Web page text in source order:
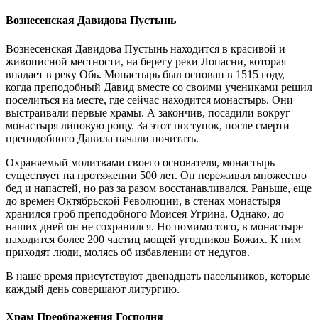
Вознесенская Давидова Пустынь
Вознесенская Давидова Пустынь находится в красивой и
живописной местности, на берегу реки Лопасни, которая
впадает в реку Обь. Монастырь был основан в 1515 году,
когда преподобный Давид вместе со своими учениками решил
поселиться на месте, где сейчас находится монастырь. Они
выстраивали первые храмы. А закончив, посадили вокруг
монастыря липовую рощу. За этот поступок, после смерти
преподобного Давила начали почитать.
Охраняемый молитвами своего основателя, монастырь
существует на протяжении 500 лет. Он переживал множество
бед и напастей, но раз за разом восстанавливался. Раньше, еще
до времен Октябрьской Революции, в стенах монастыря
хранился гроб преподобного Моисея Угрина. Однако, до
наших дней он не сохранился. Но помимо того, в монастыре
находится более 200 частиц мощей угодников Божих. К ним
приходят люди, молясь об избавлении от недугов.
В наше время присутствуют двенадцать насельников, которые
каждый день совершают литургию.
Храм Преображения Господня